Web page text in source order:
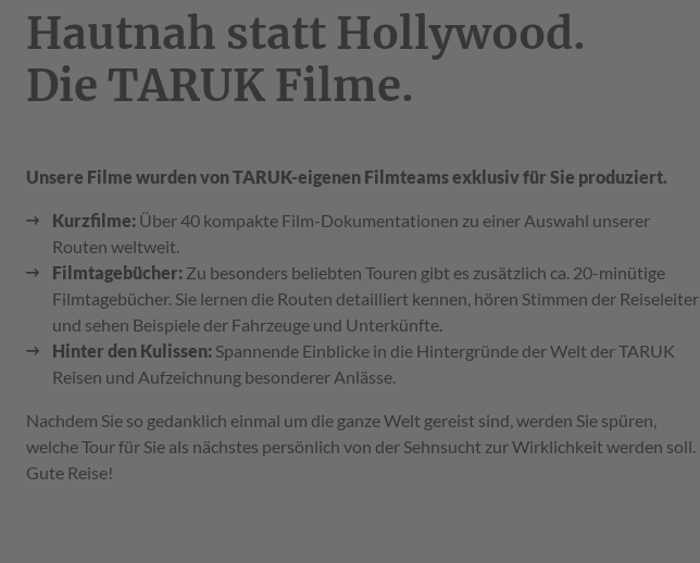
Hautnah statt Hollywood.
Die TARUK Filme.
Unsere Filme wurden von TARUK-eigenen Filmteams exklusiv für Sie produziert.
Kurzfilme: Über 40 kompakte Film-Dokumentationen zu einer Auswahl unserer
Routen weltweit.
Filmtagebücher: Zu besonders beliebten Touren gibt es zusätzlich ca. 20-minütige
Filmtagebücher. Sie lernen die Routen detailliert kennen, hören Stimmen der Reiseleiter
und sehen Beispiele der Fahrzeuge und Unterkünfte.
Hinter den Kulissen: Spannende Einblicke in die Hintergründe der Welt der TARUK
Reisen und Aufzeichnung besonderer Anlässe.
Nachdem Sie so gedanklich einmal um die ganze Welt gereist sind, werden Sie spüren,
welche Tour für Sie als nächstes persönlich von der Sehnsucht zur Wirklichkeit werden soll.
Gute Reise!